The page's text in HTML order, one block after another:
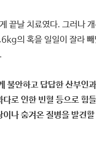
끝날 치료였다. 그러나
의 혹을 일일이 잘라
불안하고 답답한 산부인
로 인한 빈혈 등으로 힘
나 숨겨온 질병을 발견